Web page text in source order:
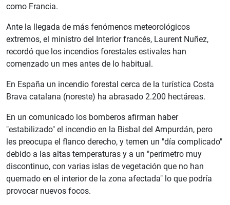
como Francia.
Ante la llegada de más fenómenos meteorológicos
extremos, el ministro del Interior francés, Laurent Nuñez,
recordó que los incendios forestales estivales han
comenzado un mes antes de lo habitual.
En España un incendio forestal cerca de la turística Costa
Brava catalana (noreste) ha abrasado 2.200 hectáreas.
En un comunicado los bomberos afirman haber
"estabilizado" el incendio en la Bisbal del Ampurdán, pero
les preocupa el flanco derecho, y temen un "día complicado"
debido a las altas temperaturas y a un "perímetro muy
discontinuo, con varias islas de vegetación que no han
quemado en el interior de la zona afectada" lo que podría
provocar nuevos focos.